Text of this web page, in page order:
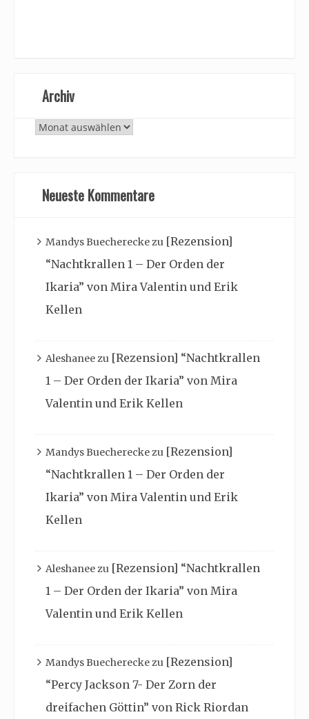
Archiv
Archiv
Neueste Kommentare
Mandys Buechereckezu [Rezension]
“Nachtkrallen 1 – Der Orden der
Ikaria” von Mira Valentin und Erik
Kellen
Aleshaneezu [Rezension] “Nachtkrallen
1 – Der Orden der Ikaria” von Mira
Valentin und Erik Kellen
Mandys Buechereckezu [Rezension]
“Nachtkrallen 1 – Der Orden der
Ikaria” von Mira Valentin und Erik
Kellen
Aleshaneezu [Rezension] “Nachtkrallen
1 – Der Orden der Ikaria” von Mira
Valentin und Erik Kellen
Mandys Buechereckezu [Rezension]
“Percy Jackson 7- Der Zorn der
dreifachen Göttin” von Rick Riordan